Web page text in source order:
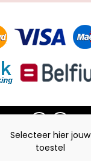
voorwaarden
Selecteer hier jouw
toestel